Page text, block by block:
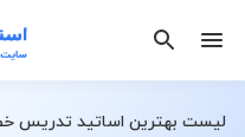
لیست بهترین اساتید تدریس